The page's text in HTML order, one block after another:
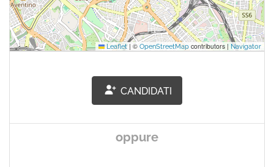
Leaflet | © OpenStreetMap contributors | Navigator
CANDIDATI
oppure